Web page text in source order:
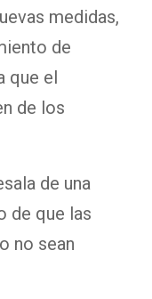
medidas,
de
que el
de los
de una
de que las
no sean